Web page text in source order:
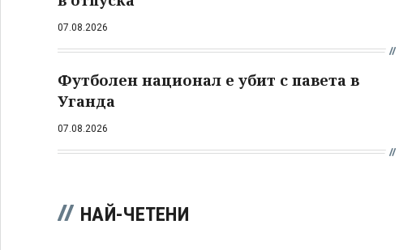
07.08.2026
Футболен национал е убит с павета в
Уганда
07.08.2026
НАЙ-ЧЕТЕНИ